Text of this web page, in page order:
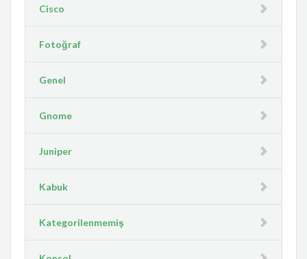
Cisco
Fotoğraf
Genel
Gnome
Juniper
Kabuk
Kategorilenmemiş